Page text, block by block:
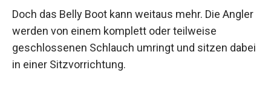
Doch das Belly Boot kann weitaus mehr. Die Angler
werden von einem komplett oder teilweise
geschlossenen Schlauch umringt und sitzen dabei
in einer Sitzvorrichtung.